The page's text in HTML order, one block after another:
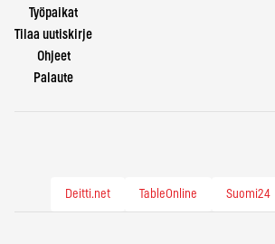
Työpaikat
Tilaa uutiskirje
Ohjeet
Palaute
Deitti.net TableOnline Suomi24